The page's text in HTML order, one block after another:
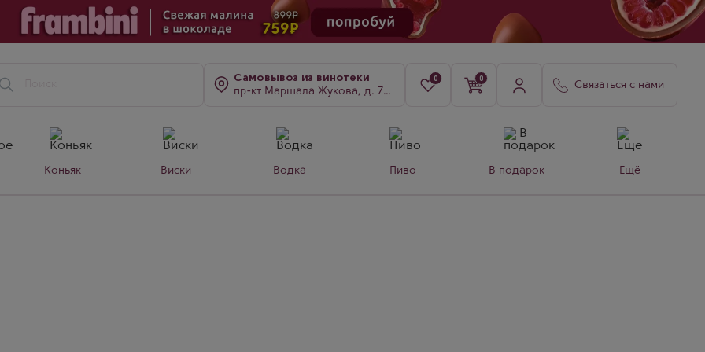
Самовывоз из винотеки
пр-кт Маршала Жукова, д. 78, к. 3
0 0
Связаться с нами
Коньяк Виски Водка Пиво В подарок Ещё